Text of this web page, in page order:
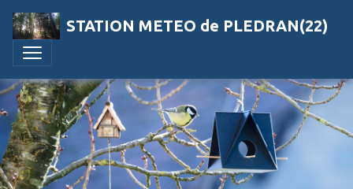
STATION METEO de PLEDRAN(22)